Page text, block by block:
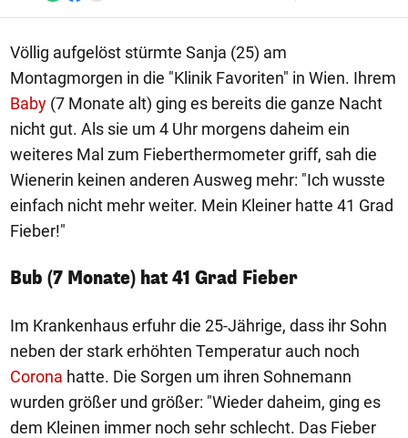
Völlig aufgelöst stürmte Sanja (25) am
Montagmorgen in die "Klinik Favoriten" in Wien. Ihrem
Baby (7 Monate alt) ging es bereits die ganze Nacht
nicht gut. Als sie um 4 Uhr morgens daheim ein
weiteres Mal zum Fieberthermometer griff, sah die
Wienerin keinen anderen Ausweg mehr: "Ich wusste
einfach nicht mehr weiter. Mein Kleiner hatte 41 Grad
Fieber!"
Bub (7 Monate) hat 41 Grad Fieber
Im Krankenhaus erfuhr die 25-Jährige, dass ihr Sohn
neben der stark erhöhten Temperatur auch noch
Corona hatte. Die Sorgen um ihren Sohnemann
wurden größer und größer: "Wieder daheim, ging es
dem Kleinen immer noch sehr schlecht. Das Fieber